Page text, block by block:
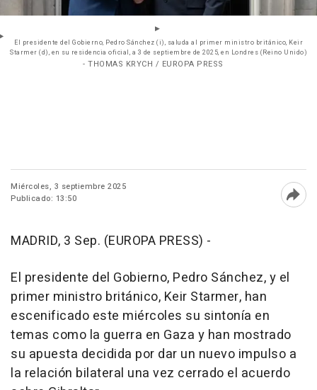
El presidente del Gobierno, Pedro Sánchez (i), saluda al primer ministro británico, Keir
Starmer (d), en su residencia oficial, a 3 de septiembre de 2025, en Londres (Reino Unido)
- THOMAS KRYCH / EUROPA PRESS
Miércoles, 3 septiembre 2025
Publicado: 13:50
MADRID, 3 Sep. (EUROPA PRESS) -
El presidente del Gobierno, Pedro Sánchez, y el
primer ministro británico, Keir Starmer, han
escenificado este miércoles su sintonía en
temas como la guerra en Gaza y han mostrado
su apuesta decidida por dar un nuevo impulso a
la relación bilateral una vez cerrado el acuerdo